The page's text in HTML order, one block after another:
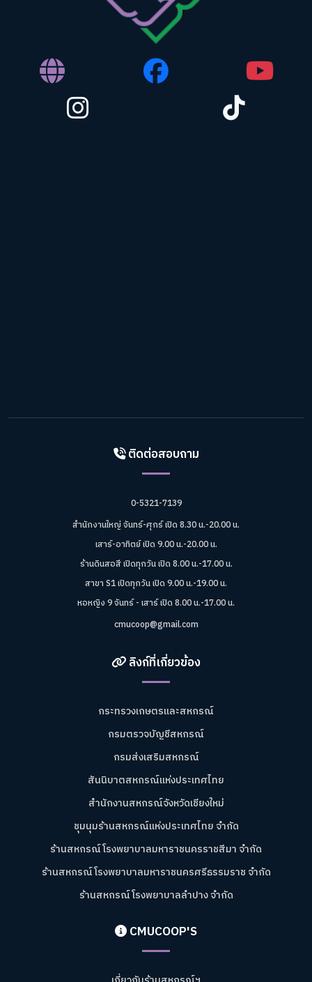
ติดต่อสอบถาม
0-5321-7139
สำนักงานใหญ่ จันทร์-ศุกร์ เปิด 8.30 น.-20.00 น.
เสาร์-อาทิตย์ เปิด 9.00 น.-20.00 น.
ร้านดินสอสี เปิดทุกวัน เปิด 8.00 น.-17.00 น.
สาขา S1 เปิดทุกวัน เปิด 9.00 น.-19.00 น.
หอหญิง 9 จันทร์ - เสาร์ เปิด 8.00 น.-17.00 น.
cmucoop@gmail.com
ลิงก์ที่เกี่ยวข้อง
กระทรวงเกษตรและสหกรณ์
กรมตรวจบัญชีสหกรณ์
กรมส่งเสริมสหกรณ์
สันนิบาตสหกรณ์แห่งประเทศไทย
สำนักงานสหกรณ์จังหวัดเชียงใหม่
ชุมนุมร้านสหกรณ์แห่งประเทศไทย จำกัด
ร้านสหกรณ์โรงพยาบาลมหาราชนครราชสีมา จำกัด
ร้านสหกรณ์โรงพยาบาลมหาราชนครศรีธรรมราช จำกัด
ร้านสหกรณ์โรงพยาบาลลำปาง จำกัด
CMUCOOP'S